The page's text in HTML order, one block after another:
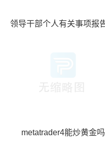
metatrader4能炒黄金吗